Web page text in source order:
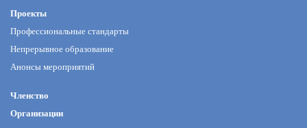
Проекты
Профессиональные стандарты
Непрерывное образование
Анонсы мероприятий
Членство
Организации